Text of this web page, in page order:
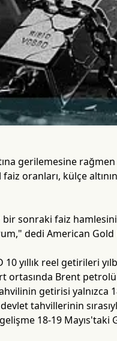
gerilemesine
oranları, külçe
sonraki faiz
dedi American Gold
yıllık reel getirileri
ortasında Brent
getirisi
tahvillerinin
18-19 Mayıs'taki